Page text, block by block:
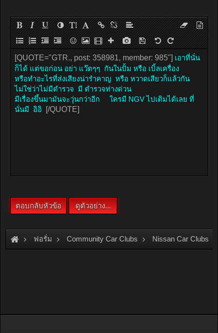
ฟอรั่ม Community Car Clubs Nissan Car Clubs